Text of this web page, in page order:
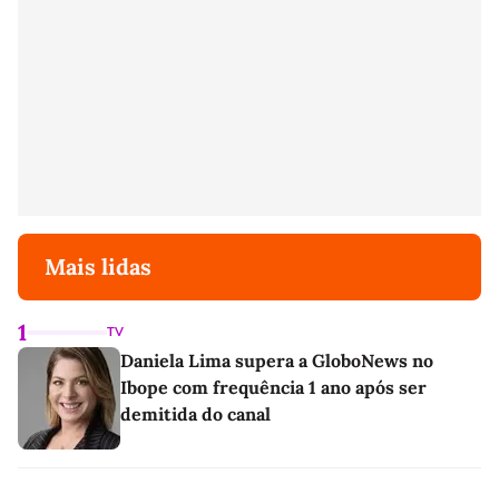
Mais lidas
1 TV
Daniela Lima supera a GloboNews no
Ibope com frequência 1 ano após ser
demitida do canal